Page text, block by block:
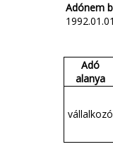
Adónem
1992.01.01
Adó
alanya
vállalkozó